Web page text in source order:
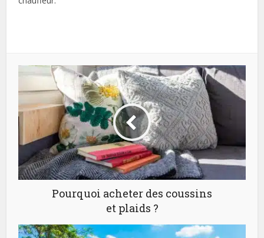
Pourquoi acheter des coussins
et plaids ?